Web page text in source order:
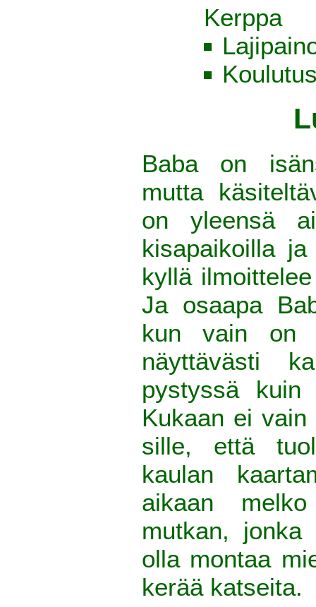
Kerppa
Baba on
mutta
on yleensä
kisapaikoilla
kyllä
Ja osaapa
kun vain on
näyttävästi
pystyssä kuin
Kukaan ei
sille, että
kaulan
aikaan
mutkan, jonka
olla montaa
kerää katseita.